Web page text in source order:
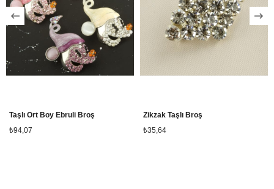
Taşlı Ort Boy Ebruli Broş
₺94,07
Zikzak Taşlı Broş
₺35,64